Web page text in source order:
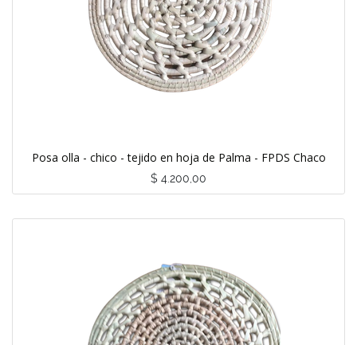
Posa olla - chico - tejido en hoja de Palma - FPDS Chaco
$ 4.200,00